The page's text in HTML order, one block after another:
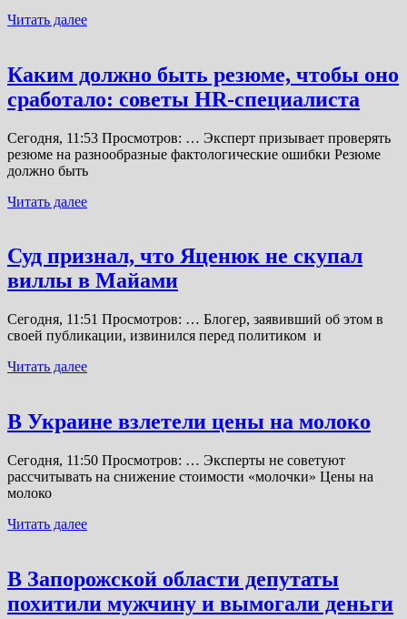
Читать далее
Каким должно быть резюме, чтобы оно
сработало: советы HR-специалиста
Сегодня, 11:53 Просмотров: … Эксперт призывает проверять
резюме на разнообразные фактологические ошибки Резюме
должно быть
Читать далее
Суд признал, что Яценюк не скупал
виллы в Майами
Сегодня, 11:51 Просмотров: … Блогер, заявивший об этом в
своей публикации, извинился перед политиком и
Читать далее
В Украине взлетели цены на молоко
Сегодня, 11:50 Просмотров: … Эксперты не советуют
рассчитывать на снижение стоимости «молочки» Цены на
молоко
Читать далее
В Запорожской области депутаты
похитили мужчину и вымогали деньги